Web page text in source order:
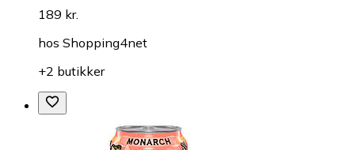
189 kr.
hos Shopping4net
+2 butikker